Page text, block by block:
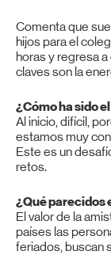
Comenta que
hijos para el
horas y regresa
claves son la
¿Cómo ha sido
Al inicio, difícil,
estamos muy
Este es un
retos.
¿Qué parecidos
El valor de la
países las
feriados, buscan